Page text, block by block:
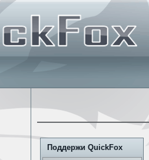
Поддержи QuickFox